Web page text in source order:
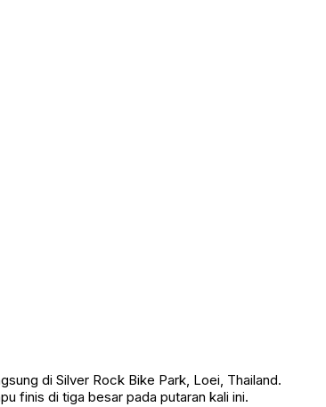
di Silver Rock Bike Park, Loei, Thailand.
finis di tiga besar pada putaran kali ini.